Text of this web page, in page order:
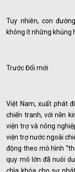
Tuy nhiên, con
không ít những khủng
Trước Đổi mới
Việt Nam, xuất phát
chiến tranh, với nền
viện trợ và nông
viện trợ nước ngoài
động theo mô hình
quy mô lớn đã nuôi